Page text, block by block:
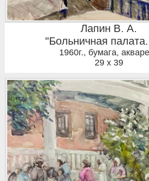
Лапин В. А.
"Больничная
1960г., бумага,
29 x 39